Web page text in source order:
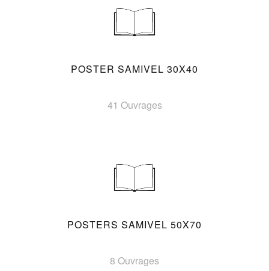
POSTER SAMIVEL 30X40
41 Ouvrages
POSTERS SAMIVEL 50X70
8 Ouvrages